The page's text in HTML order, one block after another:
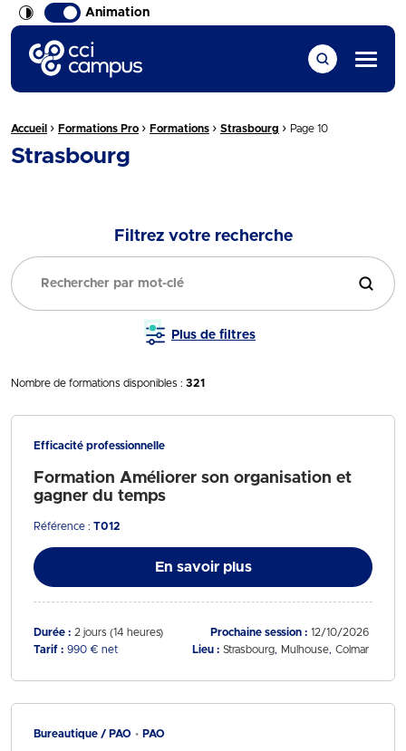
Animation
CCI Campus La formation qui vous ressemble
Menu
Fil d'Ariane :
Accueil › Formations Pro › Formations › Strasbourg › Page 10
Strasbourg
Filtrez votre recherche
Filtrer
Plus de filtres
Nombre de formations disponibles : 321
Efficacité professionnelle
Formation Améliorer son organisation et
gagner du temps
Référence : T012
En savoir plus
Durée : 2 jours (14 heures) Prochaine session : 12/10/2026
Tarif : 990 € net Lieu : Strasbourg Mulhouse Colmar
Bureautique / PAO PAO